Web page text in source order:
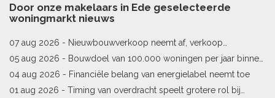
Door onze makelaars in Ede geselecteerde
woningmarkt nieuws
07 aug 2026 - Nieuwbouwverkoop neemt af, verkoop
bestaande woningen stijgt
05 aug 2026 - Bouwdoel van 100.000 woningen per jaar binnen
bereik
04 aug 2026 - Financiële belang van energielabel neemt toe
01 aug 2026 - Timing van overdracht speelt grotere rol bij